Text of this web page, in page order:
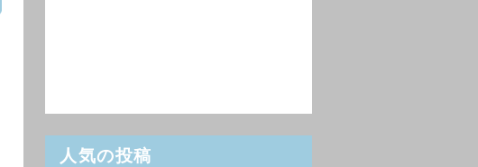
人気の投稿